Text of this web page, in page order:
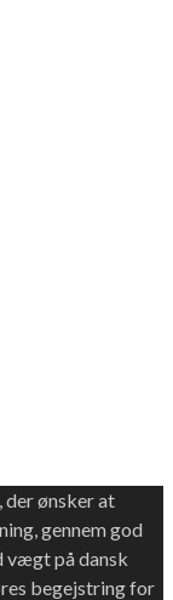
ønsker at
gennem god
vægt på dansk
begejstring for